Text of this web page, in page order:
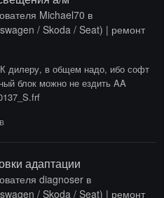
Michael70 в
/ Skoda / Seat) | ремонт
дилеру, в общем надо, ибо софт
блок можно не ездить AA
адаптации
diagnoser в
/ Skoda / Seat) | ремонт